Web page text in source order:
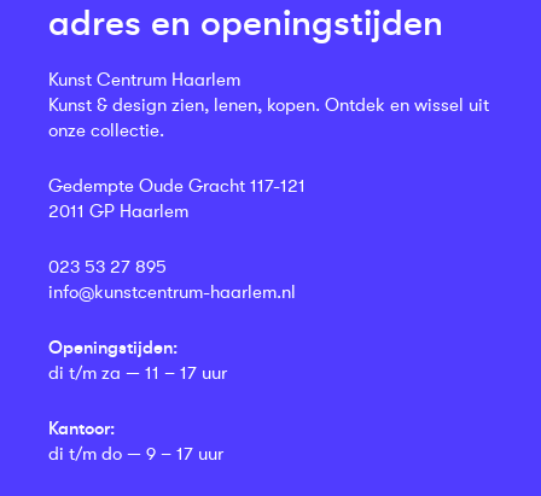
adres en openingstijden
Kunst Centrum Haarlem
Kunst & design zien, lenen, kopen. Ontdek en wissel uit
onze collectie.
Gedempte Oude Gracht 117-121
2011 GP Haarlem
023 53 27 895
info@kunstcentrum-haarlem.nl
Openingstijden:
di t/m za — 11 – 17 uur
Kantoor:
di t/m do — 9 – 17 uur